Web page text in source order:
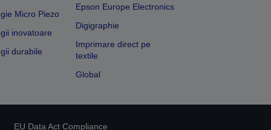
Micro Piezo
inovatoare
durabile
Epson Europe Electronics
Digigraphie
Imprimare direct pe
textile
Global
EU Data Act Compliance